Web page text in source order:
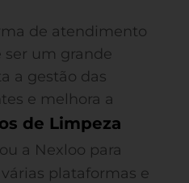
de atendimento
ser um grande
a gestão das
e melhora a
de Limpeza
a Nexloo para
plataformas e